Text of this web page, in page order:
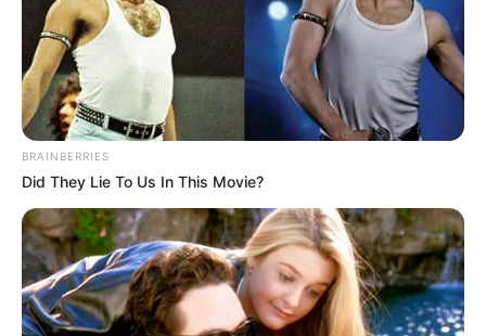
BRAINBERRIES
Did They Lie To Us In This Movie?